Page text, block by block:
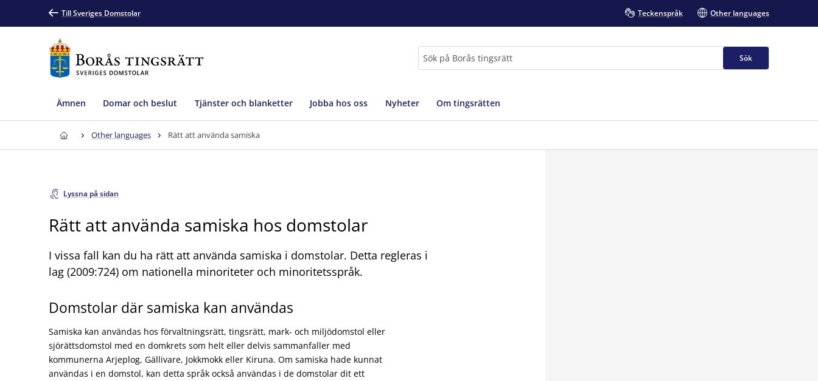
Till Sveriges Domstolar Teckenspråk Other languages
Sök
Ämnen Domar och beslut Tjänster och blanketter Jobba hos oss Nyheter Om tingsrätten
Other languages Rätt att använda samiska
Lyssna på sidan
Rätt att använda samiska hos domstolar
I vissa fall kan du ha rätt att använda samiska i domstolar. Detta regleras i
lag (2009:724) om nationella minoriteter och minoritetsspråk.
Domstolar där samiska kan användas
Samiska kan användas hos förvaltningsrätt, tingsrätt, mark- och miljödomstol eller
sjörättsdomstol med en domkrets som helt eller delvis sammanfaller med
kommunerna Arjeplog, Gällivare, Jokkmokk eller Kiruna. Om samiska hade kunnat
användas i en domstol, kan detta språk också användas i de domstolar dit ett